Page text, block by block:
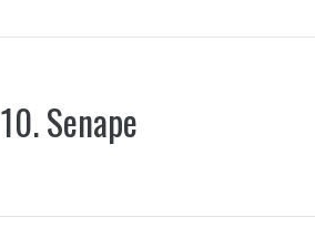
10.Senape